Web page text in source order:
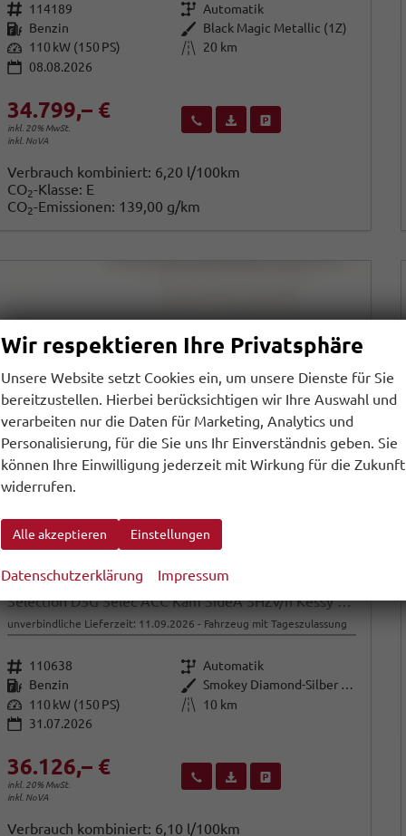
Fahrzeugnr. 114189 Getriebe Automatik
Kraftstoff Benzin Außenfarbe Black Magic Metallic (1Z)
Leistung 110 kW (150 PS) Kilometerstand 20 km
08.08.2026
34.799,– €
inkl. 20% MwSt.
inkl. NoVA
Wir rufen Sie anFahrzeugexposé (PDF)
Verbrauch kombiniert: 6,20 l/100km
CO2-Klasse: E
CO2-Emissionen: 139,00 g/km
Skoda Karoq
Selection DSG Selec ACC Kam SideA SHZv/h Kessy SunS
unverbindliche Lieferzeit: 11.09.2026 Fahrzeug mit Tageszulassung
Fahrzeugnr. 110638 Getriebe Automatik
Kraftstoff Benzin Außenfarbe
Smokey Diamond-Silber Metallic
Leistung 110 kW (150 PS) Kilometerstand 10 km
31.07.2026
36.126,– €
inkl. 20% MwSt.
inkl. NoVA
Wir rufen Sie anFahrzeugexposé (PDF)
Verbrauch kombiniert: 6,10 l/100km
Wir respektieren Ihre Privatsphäre
Unsere Website setzt Cookies ein, um unsere Dienste für Sie
bereitzustellen. Hierbei berücksichtigen wir Ihre Auswahl und
verarbeiten nur die Daten für Marketing, Analytics und
Personalisierung, für die Sie uns Ihr Einverständnis geben. Sie
können Ihre Einwilligung jederzeit mit Wirkung für die Zukunft
widerrufen.
Alle akzeptieren Einstellungen
Datenschutzerklärung Impressum